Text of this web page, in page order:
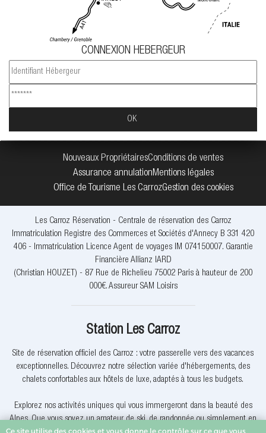
CONNEXION HEBERGEUR
Nouveaux PropriétairesConditions de ventes
Assurance annulationMentions légales
Office de Tourisme Les CarrozGestion des cookies
Les Carroz Réservation - Centrale de réservation des Carroz
Immatriculation Registre des Commerces et Sociétés d'Annecy B 331 420
406 - Immatriculation Licence Agent de voyages IM 074150007. Garantie
Financière Allianz IARD
(Christian HOUZET) - 87 Rue de Richelieu 75002 Paris à hauteur de 200
000€. Assureur SAM Loisirs
Station Les Carroz
Site de réservation officiel des Carroz : votre passerelle vers des vacances
exceptionnelles. Découvrez notre sélection variée d'hébergements, des
chalets confortables aux hôtels de luxe, adaptés à tous les budgets.
Explorez nos activités uniques qui vous immergeront dans la beauté des
Alpes. Que vous soyez un amateur de ski, de randonnée ou simplement en
Ce site utilise des cookies et vous donne le contrôle sur ce que vous